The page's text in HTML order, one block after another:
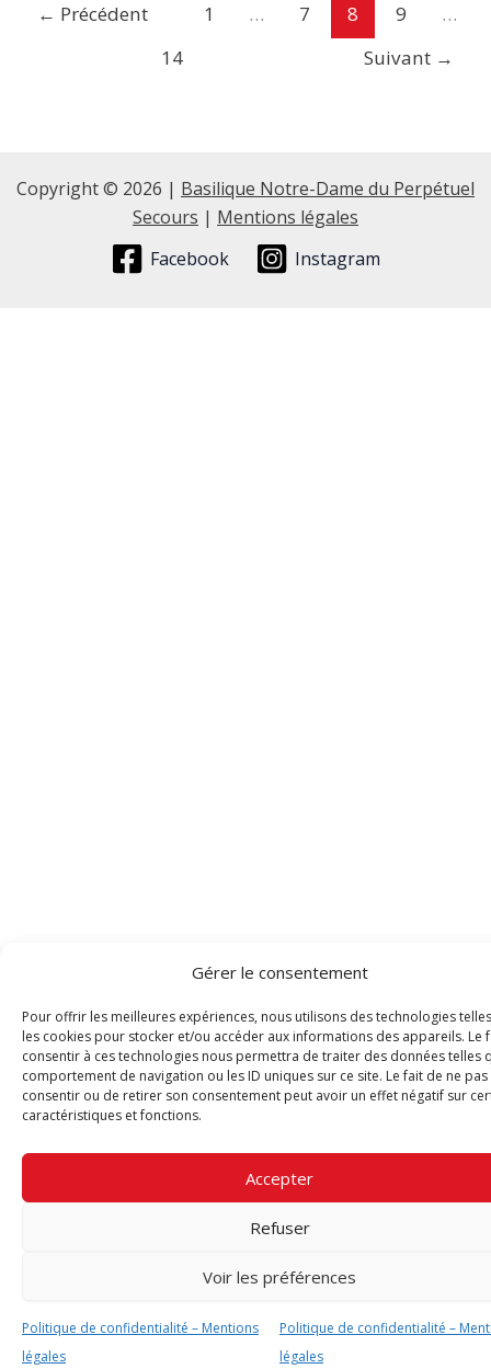
Gérer le consentement
Pour offrir les meilleures expériences, nous utilisons des technologies
les cookies pour stocker et/ou accéder aux informations des appareils. Le
consentir à ces technologies nous permettra de traiter des données telles
comportement de navigation ou les ID uniques sur ce site. Le fait de ne pas
consentir ou de retirer son consentement peut avoir un effet négatif sur
caractéristiques et fonctions.
Accepter
Refuser
Voir les préférences
Politique de confidentialité – Mentions
légales
Politique de confidentialité –
légales
← Précédent 1 … 7 8 9
…
14
Suivant →
Copyright © 2026 | Basilique Notre-Dame du Perpétuel
Secours | Mentions légales
Facebook
Instagram